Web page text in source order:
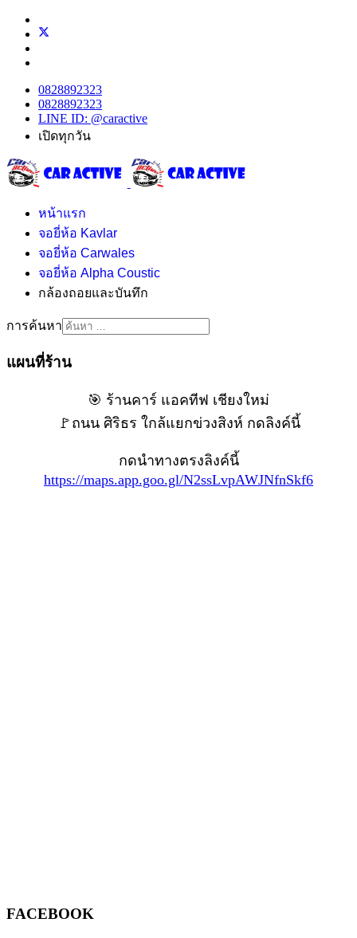
0828892323
0828892323
LINE ID: @caractive
เปิดทุกวัน
หน้าแรก
จอยี่ห้อ Kavlar
จอยี่ห้อ Carwales
จอยี่ห้อ Alpha Coustic
กล้องถอยและบันทึก
การค้นหา
แผนที่ร้าน
🎯 ร้านคาร์ แอคทีฟ เชียงใหม่
🚩ถนน ศิริธร ใกล้แยกข่วงสิงห์ กดลิงค์นี้
กดนำทางตรงลิงค์นี้
https://maps.app.goo.gl/N2ssLvpAWJNfnSkf6
FACEBOOK